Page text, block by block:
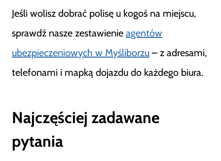
Jeśli wolisz dobrać polisę u kogoś na miejscu,
sprawdź nasze zestawienie agentów
ubezpieczeniowych w Myśliborzu – z adresami,
telefonami i mapką dojazdu do każdego biura.
Najczęściej zadawane
pytania